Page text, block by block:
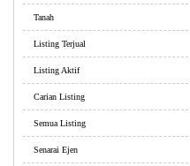
Tanah
Listing Terjual
Listing Aktif
Carian Listing
Semua Listing
Senarai Ejen